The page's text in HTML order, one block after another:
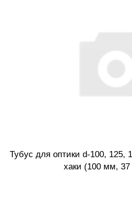
Тубус для оптики d-100, 125,
хаки (100 мм,